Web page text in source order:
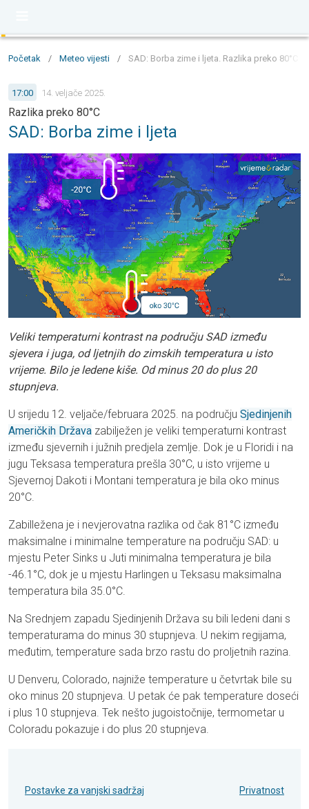
Početak / Meteo vijesti / SAD: Borba zime i ljeta. Razlika preko 80°C
17:00 14. veljače 2025.
Razlika preko 80°C
SAD: Borba zime i ljeta
Veliki temperaturni kontrast na području SAD između
sjevera i juga, od ljetnjih do zimskih temperatura u isto
vrijeme. Bilo je ledene kiše. Od minus 20 do plus 20
stupnjeva.
U srijedu 12. veljače/februara 2025. na području Sjedinjenih
Američkih Država zabilježen je veliki temperaturni kontrast
između sjevernih i južnih predjela zemlje. Dok je u Floridi i na
jugu Teksasa temperatura prešla 30°C, u isto vrijeme u
Sjevernoj Dakoti i Montani temperatura je bila oko minus
20°C.
Zabilležena je i nevjerovatna razlika od čak 81°C između
maksimalne i minimalne temperature na području SAD: u
mjestu Peter Sinks u Juti minimalna temperatura je bila
-46.1°C, dok je u mjestu Harlingen u Teksasu maksimalna
temperatura bila 35.0°C.
Na Srednjem zapadu Sjedinjenih Država su bili ledeni dani s
temperaturama do minus 30 stupnjeva. U nekim regijama,
međutim, temperature sada brzo rastu do proljetnih razina.
U Denveru, Colorado, najniže temperature u četvrtak bile su
oko minus 20 stupnjeva. U petak će pak temperature doseći
i plus 10 stupnjeva. Tek nešto jugoistočnije, termometar u
Coloradu pokazuje i do plus 20 stupnjeva.
Postavke za vanjski sadržaj Privatnost